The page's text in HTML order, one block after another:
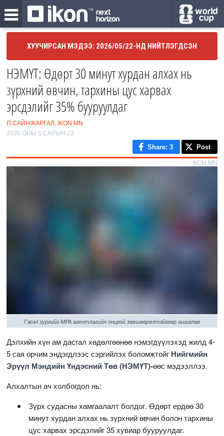
ХУУЧИРСАН МЭДЭЭ: 2026/05/22-НД НИЙТЛЭГДСЭН
НЭМҮТ: Өдөрт 30 минут хурдан алхах нь
зүрхний өвчин, тархины цус харвах
эрсдэлийг 35% бууруулдаг
П.САЙНЖАРГАЛ, IKON.MN
2026 ОНЫ 5 САРЫН 22
Share: 3 Post
IKON.MN
Гэрэл зургийг MPA агентлагийн онцгой зөвшөөрөлтэйгөөр ашиглав
Дэлхийн хүн ам дасгал хөдөлгөөнөө нэмэгдүүлэхэд жилд 4-
5 сая орчим эндэгдлээс сэргийлэх боломжтойг Нийгмийн
Эрүүл Мэндийн Үндэсний Төв (НЭМҮТ)-өөс мэдээллээ.
Алхалтын ач холбогдол нь:
Зүрх судасны хамгаалалт болдог. Өдөрт ердөө 30
минут хурдан алхах нь зүрхний өвчин болон тархины
цус харвах эрсдэлийг 35 хувиар бууруулдаг.